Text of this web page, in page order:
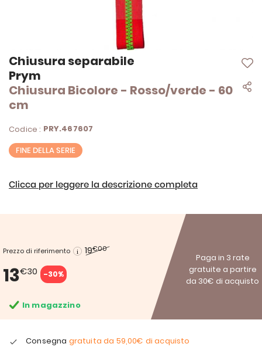
Chiusura separabile
Prym
Chiusura Bicolore - Rosso/verde - 60
cm
Codice : PRY.467607
FINE DELLA SERIE
Clicca per leggere la descrizione completa
Prezzo di riferimento 19€00
13€30 -30%
Paga in 3 rate
gratuite a partire
da 30€ di acquisto
In magazzino
Consegna gratuita da 59,00€ di acquisto
Vai
all'inizio
della
galleria
di